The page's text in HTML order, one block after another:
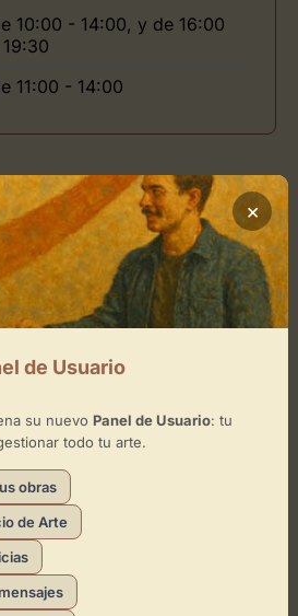
10:00 - 14:00, y de 16:00
11:00 - 14:00
Activar Mapa
×
de Usuario
su nuevo Panel de Usuario: tu
todo tu arte.
obras
de Arte